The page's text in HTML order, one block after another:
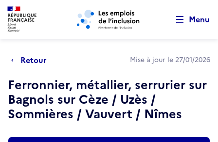
Aller au menu principal Aller au contenu principal
Menu
Retour Mise à jour le 27/01/2026
Ferronnier, métallier, serrurier sur
Bagnols sur Cèze / Uzès /
Sommières / Vauvert / Nîmes
Retour au début de la page
Panneau de gestion des cookies